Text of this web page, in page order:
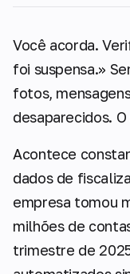
Você acorda.
foi suspensa.»
fotos,
desaparecidos.
Acontece
dados de
empresa tomou
milhões de
trimestre de